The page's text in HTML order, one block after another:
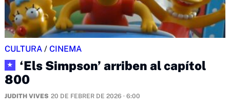
CULTURA / CINEMA
★
‘Els Simpson’ arriben al capítol
800
JUDITH VIVES 20 DE FEBRER DE 2026 · 6:00